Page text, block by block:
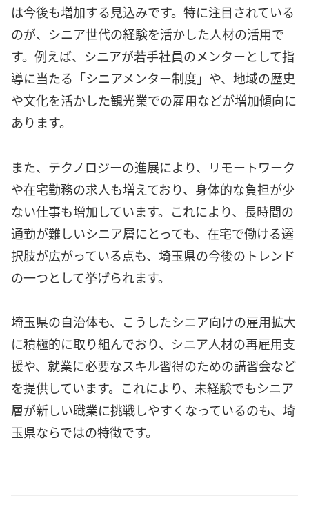
は今後も増加する見込みです。特に注目されている
のが、シニア世代の経験を活かした人材の活用で
す。例えば、シニアが若手社員のメンターとして指
導に当たる「シニアメンター制度」や、地域の歴史
や文化を活かした観光業での雇用などが増加傾向に
あります。
また、テクノロジーの進展により、リモートワーク
や在宅勤務の求人も増えており、身体的な負担が少
ない仕事も増加しています。これにより、長時間の
通勤が難しいシニア層にとっても、在宅で働ける選
択肢が広がっている点も、埼玉県の今後のトレンド
の一つとして挙げられます。
埼玉県の自治体も、こうしたシニア向けの雇用拡大
に積極的に取り組んでおり、シニア人材の再雇用支
援や、就業に必要なスキル習得のための講習会など
を提供しています。これにより、未経験でもシニア
層が新しい職業に挑戦しやすくなっているのも、埼
玉県ならではの特徴です。